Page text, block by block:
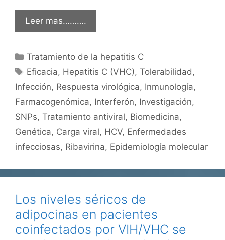
Leer mas……….
Categorías
Tratamiento de la hepatitis C
Etiquetas
Eficacia, Hepatitis C (VHC),Tolerabilidad,
Infección, Respuesta virológica, Inmunología,
Farmacogenómica, Interferón, Investigación,
SNPs, Tratamiento antiviral, Biomedicina,
Genética, Carga viral, HCV, Enfermedades
infecciosas, Ribavirina, Epidemiología molecular
Los niveles séricos de
adipocinas en pacientes
coinfectados por VIH/VHC se